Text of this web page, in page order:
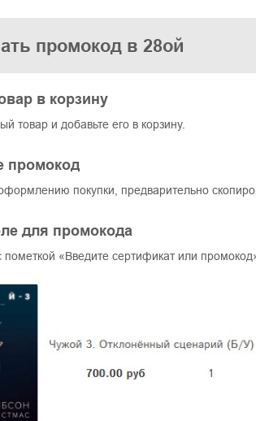
промокод в 28ой
в корзину
товар и добавьте его в корзину.
промокод
покупки, предварительно
для промокода
«Введите сертификат или